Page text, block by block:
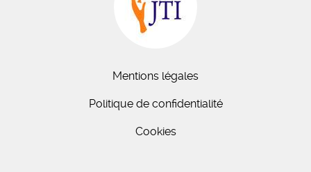
Mentions légales
Politique de confidentialité
Cookies